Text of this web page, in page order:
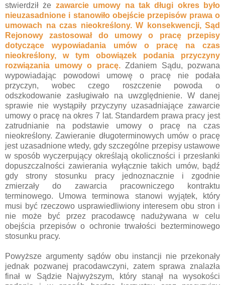
stwierdził że zawarcie umowy na tak długi okres było
nieuzasadnione i stanowiło obejście przepisów prawa o
umowach na czas nieokreślony. W konsekwencji, Sąd
Rejonowy zastosował do umowy o pracę przepisy
dotyczące wypowiadania umów o pracę na czas
nieokreślony, w tym obowiązek podania przyczyny
rozwiązania umowy o pracę.Zdaniem Sądu, pozwana
wypowiadając powodowi umowę o pracę nie podała
przyczyn, wobec czego roszczenie powoda o
odszkodowanie zasługiwało na uwzględnienie. W danej
sprawie nie wystąpiły przyczyny uzasadniające zawarcie
umowy o pracę na okres 7 lat. Standardem prawa pracy jest
zatrudnianie na podstawie umowy o pracę na czas
nieokreślony. Zawieranie długoterminowych umów o pracę
jest uzasadnione wtedy, gdy szczególne przepisy ustawowe
w sposób wyczerpujący określają okoliczności i przesłanki
dopuszczalności zawierania wyłącznie takich umów, bądź
gdy strony stosunku pracy jednoznacznie i zgodnie
zmierzały do zawarcia pracowniczego kontraktu
terminowego. Umowa terminowa stanowi wyjątek, który
musi być rzeczowo usprawiedliwiony interesem obu stron i
nie może być przez pracodawcę nadużywana w celu
obejścia przepisów o ochronie trwałości bezterminowego
stosunku pracy.
Powyższe argumenty sądów obu instancji nie przekonały
jednak pozwanej pracodawczyni, zatem sprawa znalazła
finał w Sądzie Najwyższym, który stanął na wysokości